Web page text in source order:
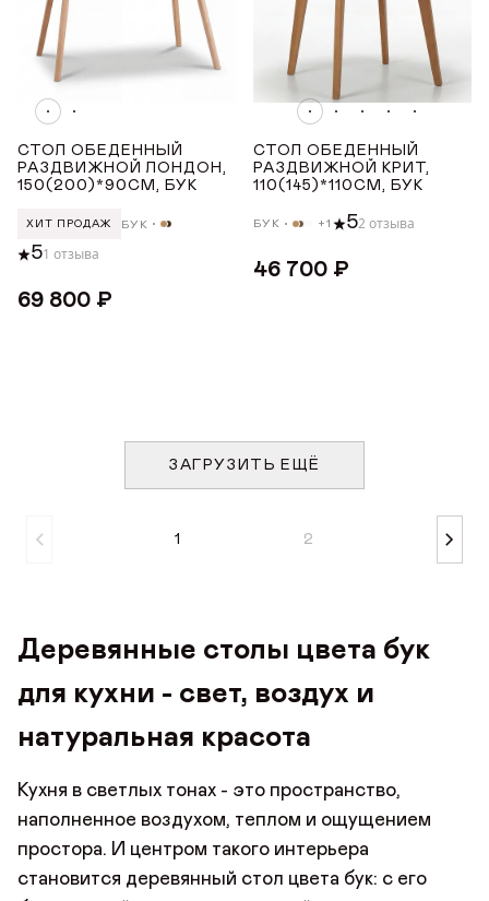
СТОЛ ОБЕДЕННЫЙ
РАЗДВИЖНОЙ ЛОНДОН,
150(200)*90СМ, БУК
ХИТ ПРОДАЖ БУК
51 отзыва
69 800 ₽
СТОЛ ОБЕДЕННЫЙ
РАЗДВИЖНОЙ КРИТ,
110(145)*110СМ, БУК
БУК +1 52 отзыва
46 700 ₽
1 2
ЗАГРУЗИТЬ ЕЩЁ
Деревянные столы цвета бук
для кухни - свет, воздух и
натуральная красота
Кухня в светлых тонах - это пространство,
наполненное воздухом, теплом и ощущением
простора. И центром такого интерьера
становится деревянный стол цвета бук: с его